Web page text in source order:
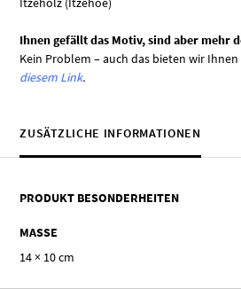
Ihnen gefällt das Motiv, sind aber mehr
Kein Problem – auch das bieten wir Ihnen
diesem Link.
ZUSÄTZLICHE INFORMATIONEN
PRODUKT BESONDERHEITEN
MASSE
14 × 10 cm